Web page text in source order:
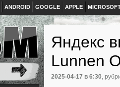
ANDROID GOOGLE APPLE
Яндекс
Lunnen
2025-04-17 в 6:30,